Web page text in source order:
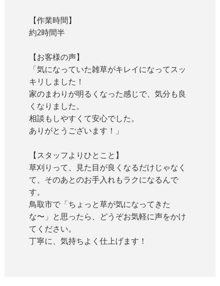
【作業時間】
約2時間半
【お客様の声】
「気になっていた雑草がキレイになってスッ
キリしました！
家のまわりが明るくなった感じで、気分も良
くなりました。
相談もしやすくて安心でした。
ありがとうございます！」
【スタッフよりひとこと】
草刈りって、見た目が良くなるだけじゃなく
て、そのあとのお手入れもラクになるんで
す。
鳥取市で「ちょっと草が気になってきた
な〜」と思ったら、どうぞお気軽に声をかけ
てください。
丁寧に、気持ちよく仕上げます！